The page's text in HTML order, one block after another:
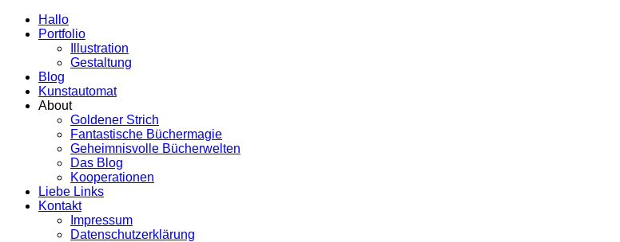
Hallo
Portfolio
Illustration
Gestaltung
Blog
Kunstautomat
About
Goldener Strich
Fantastische Büchermagie
Geheimnisvolle Bücherwelten
Das Blog
Kooperationen
Liebe Links
Kontakt
Impressum
Datenschutzerklärung